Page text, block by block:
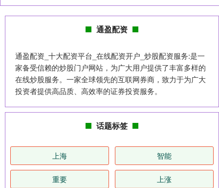
通盈配资
通盈配资_十大配资平台_在线配资开户_炒股配资服务:是一
家备受信赖的炒股门户网站，为广大用户提供了丰富多样的
在线炒股服务。一家全球领先的互联网券商，致力于为广大
投资者提供高品质、高效率的证券投资服务。
话题标签
上海 智能
重要 上涨